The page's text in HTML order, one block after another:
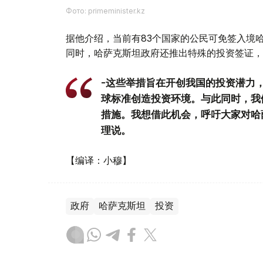
Фото: primeminister.kz
据他介绍，当前有83个国家的公民可免签入境
同时，哈萨克斯坦政府还推出特殊的投资签证
-这些举措旨在开创我国的投资潜力
球标准创造投资环境。与此同时，
措施。我想借此机会，呼吁大家对
理说。
【编译：小穆】
政府 哈萨克斯坦 投资